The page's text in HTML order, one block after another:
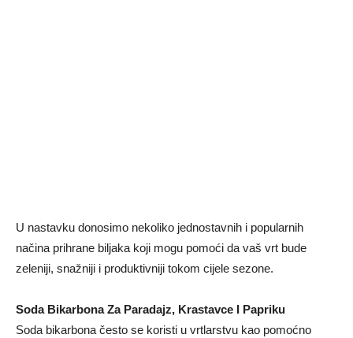
U nastavku donosimo nekoliko jednostavnih i popularnih
načina prihrane biljaka koji mogu pomoći da vaš vrt bude
zeleniji, snažniji i produktivniji tokom cijele sezone.
Soda Bikarbona Za Paradajz, Krastavce I Papriku
Soda bikarbona često se koristi u vrtlarstvu kao pomoćno